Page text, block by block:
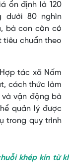
ổn định là 120
dưới 80 nghìn
bà con còn có
chuẩn theo
tác xã Nấm
cách thức làm
vận động bà
quản lý được
trong quy trình
khép kín từ